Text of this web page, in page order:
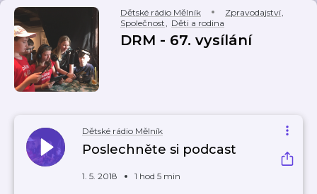
Dětské rádio Mělník Zpravodajství,
Společnost, Děti a rodina
DRM - 67. vysílání
Dětské rádio Mělník
Poslechněte si podcast
1. 5. 2018 1 hod 5 min